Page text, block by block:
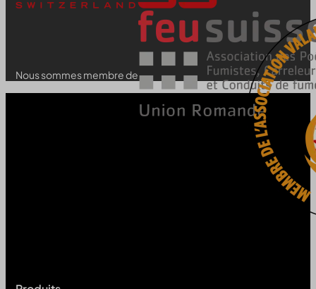
Nous sommes membre de